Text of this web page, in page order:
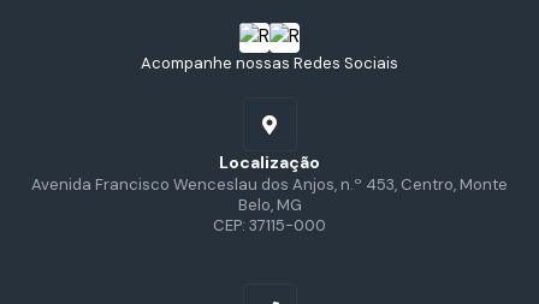
Acompanhe nossas Redes Sociais
Localização
Avenida Francisco Wenceslau dos Anjos, n.º 453, Centro, Monte
Belo, MG
CEP: 37115-000